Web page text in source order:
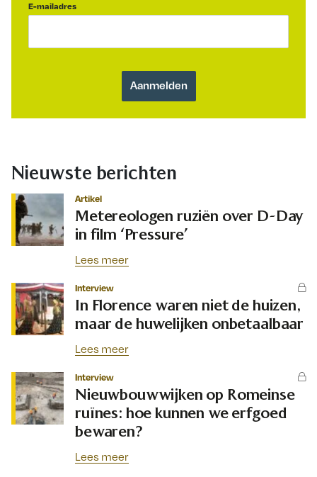
E-mailadres
Nieuwste berichten
Artikel
Metereologen ruziën over D-Day
in film ‘Pressure’
Lees meer
Interview
In Florence waren niet de huizen,
maar de huwelijken onbetaalbaar
Lees meer
Interview
Nieuwbouwwijken op Romeinse
ruïnes: hoe kunnen we erfgoed
bewaren?
Lees meer